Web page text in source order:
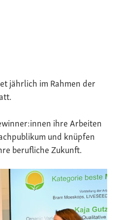
jährlich im Rahmen der
ihre Arbeiten
und knüpfen
berufliche Zukunft.